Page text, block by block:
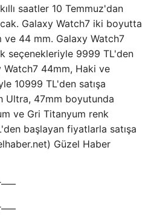
saatler 10 Temmuz'dan
Galaxy Watch7 iki boyutta
ve 44 mm. Galaxy Watch7
seçenekleriyle 9999 TL'den
Watch7 44mm, Haki ve
10999 TL'den satışa
Ultra, 47mm boyutunda
ve Gri Titanyum renk
başlayan fiyatlarla satışa
Güzel Haber